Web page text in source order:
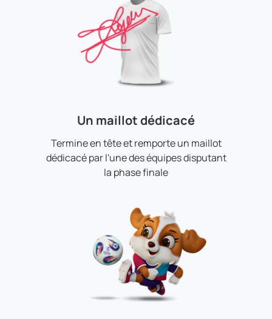
Un maillot dédicacé
Termine en tête et remporte un maillot
dédicacé par l'une des équipes disputant
la phase finale